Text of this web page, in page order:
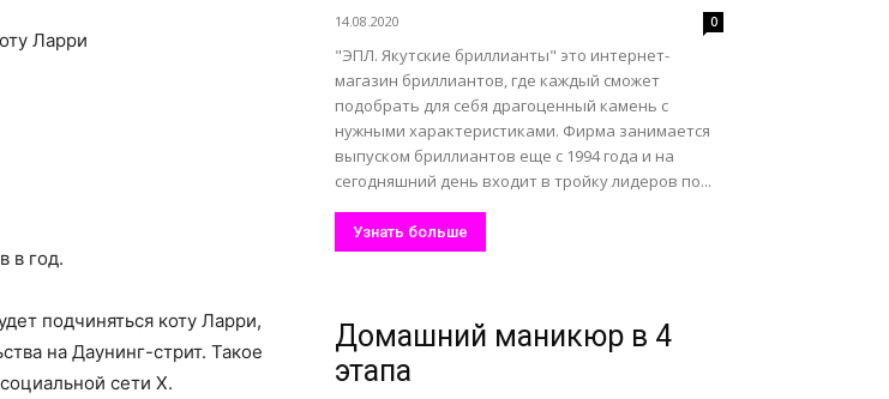
Ларри
в год.
подчиняться коту Ларри,
на Даунинг-стрит. Такое
сети X.
14.08.2020 0
"ЭПЛ. Якутские бриллианты" это интернет-
магазин бриллиантов, где каждый сможет
подобрать для себя драгоценный камень с
нужными характеристиками. Фирма занимается
выпуском бриллиантов еще с 1994 года и на
сегодняшний день входит в тройку лидеров по...
Узнать больше
Домашний маникюр в 4
этапа